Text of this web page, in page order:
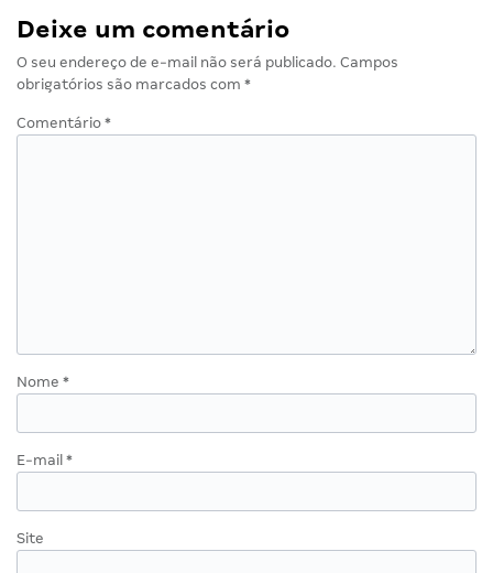
Deixe um comentário
O seu endereço de e-mail não será publicado. Campos
obrigatórios são marcados com *
Comentário *
Nome *
E-mail *
Site